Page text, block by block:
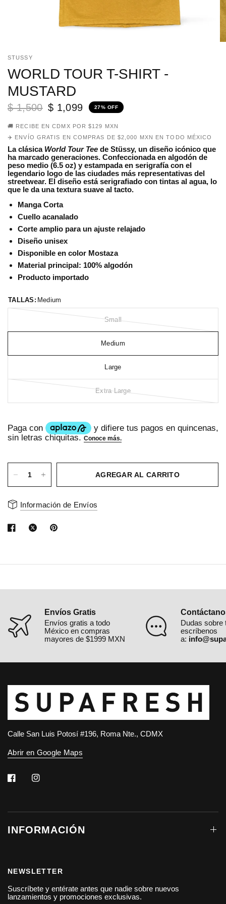
STUSSY
WORLD TOUR T-SHIRT -
MUSTARD
$ 1,500 $ 1,099 27% OFF
🚚 RECIBE EN CDMX POR $129 MXN
✈️ ENVÍO GRATIS EN COMPRAS DE $2,000 MXN EN TODO MÉXICO
La clásica World Tour Tee de Stüssy, un diseño icónico que
ha marcado generaciones. Confeccionada en algodón de
peso medio (6.5 oz) y estampada en serigrafía con el
legendario logo de las ciudades más representativas del
streetwear. El diseño está serigrafiado con tintas al agua, lo
que le da una textura suave al tacto.
Manga Corta
Cuello acanalado
Corte amplio para un ajuste relajado
Diseño unisex
Disponible en color Mostaza
Material principal: 100% algodón
Producto importado
TALLAS: Medium
Small
Medium
Large
Extra Large
AGREGAR AL CARRITO
Información de Envíos
Envíos Gratis
Envíos gratis a todo
México en compras
mayores de $1999 MXN
Dudas sobre
escríbenos
a:
Calle San Luis Potosí #196, Roma Nte., CDMX
Abrir en Google Maps
INFORMACIÓN
NEWSLETTER
Suscríbete y entérate antes que nadie sobre nuevos
lanzamientos y promociones exclusivas.